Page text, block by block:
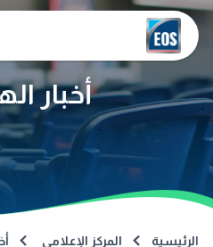
أخبار
الرئيسية المركز الإعلامى